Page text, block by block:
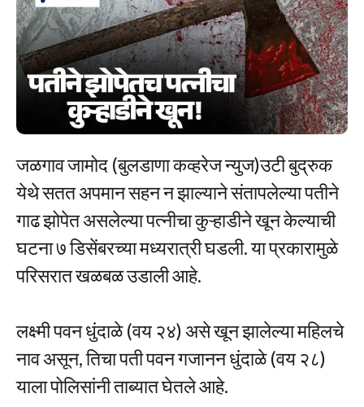
जळगाव जामोद (बुलडाणा कव्हरेज न्युज)उटी बुद्रुक
येथे सतत अपमान सहन न झाल्याने संतापलेल्या पतीने
गाढ झोपेत असलेल्या पत्नीचा कुऱ्हाडीने खून केल्याची
घटना ७ डिसेंबरच्या मध्यरात्री घडली. या प्रकारामुळे
परिसरात खळबळ उडाली आहे.
लक्ष्मी पवन धुंदाळे (वय २४) असे खून झालेल्या महिलचे
नाव असून, तिचा पती पवन गजानन धुंदाळे (वय २८)
याला पोलिसांनी ताब्यात घेतले आहे.